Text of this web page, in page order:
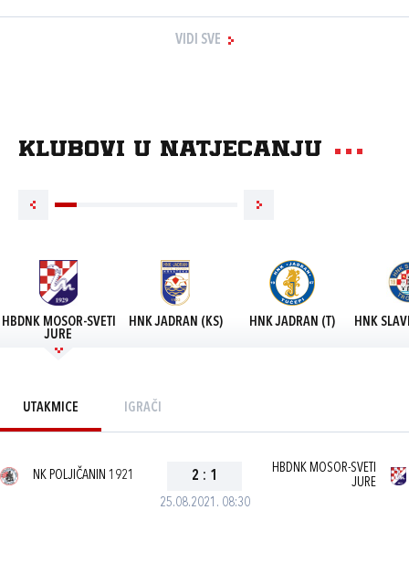
VIDI SVE
Klubovi u natjecanju
HBDNK MOSOR-SVETI
JURE
HNK JADRAN (KS) HNK JADRAN (T) HNK
UTAKMICE IGRAČI
25.08.2021. 08:30
NK POLJIČANIN 1921 2 : 1
HBDNK MOSOR-SVETI
JURE